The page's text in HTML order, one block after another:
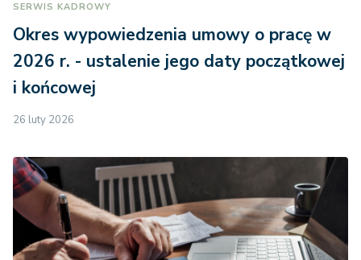
SERWIS KADROWY
Okres wypowiedzenia umowy o pracę w
2026 r. - ustalenie jego daty początkowej
i końcowej
26 luty 2026